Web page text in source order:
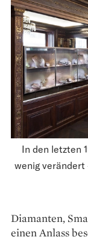
In den letzten
wenig verändert
Diamanten,
einen Anlass